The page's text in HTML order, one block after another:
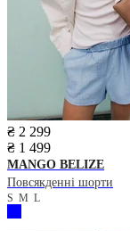
₴ 2 299
₴ 1 499
MANGO BELIZE
Повсякденні шорти
S M L